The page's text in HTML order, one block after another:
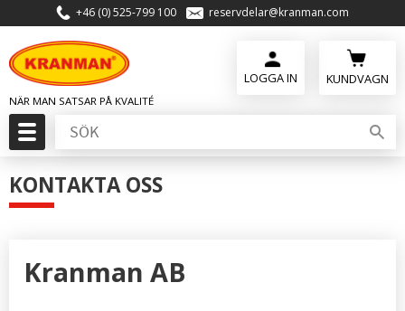
Meny
+46 (0) 525-799 100 reservdelar@kranman.com
KUNDVAGN
KONTAKTA OSS
Kranman AB